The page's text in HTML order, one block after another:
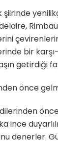
şiirinde
bir
getirdiği
önce
ince
denerler.